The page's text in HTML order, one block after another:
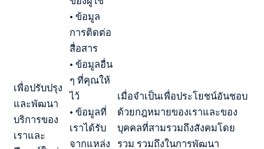
เพื่อปรับปรุง
และพัฒนา
บริการของ
เราและ
• ข้อมูล
การติดต่อ
สื่อสาร
• ข้อมูลอื่น
ๆ ที่คุณให้
ไว้
• ข้อมูลที่
เราได้รับ
จากแหล่ง
เมื่อจำเป็นเพื่อประโยชน์อันชอบ
ด้วยกฎหมายของเราและของ
บุคคลที่สามรวมถึงสังคมโดย
รวม รวมถึงในการพัฒนา